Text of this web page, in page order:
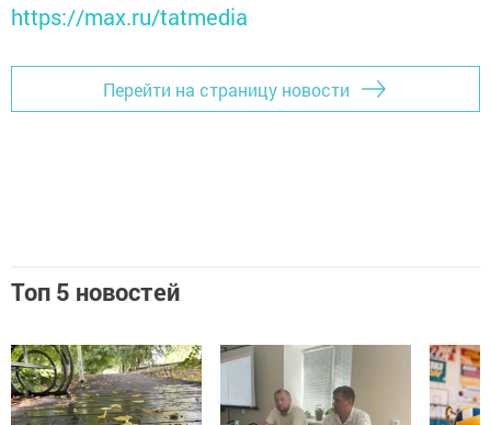
https://max.ru/tatmedia
Перейти на страницу новости
Топ 5 новостей